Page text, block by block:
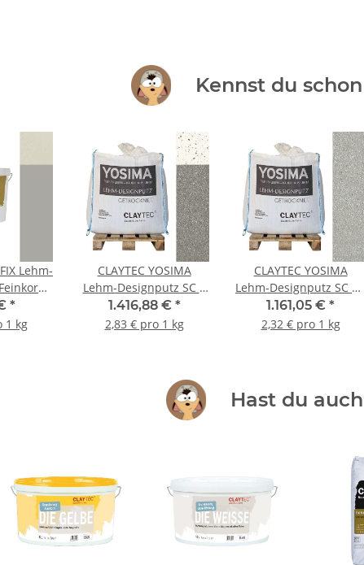
Kennst du
Lehm-
-
*
1 kg
CLAYTEC YOSIMA
Lehm-Designputz SC 1
RS - 500 kg BigBag
1.416,88 € *
2,83 € pro 1 kg
CLAYTEC YOSIMA
Lehm-Designputz SC 2 -
500 kg BigBag
1.161,05 € *
2,32 € pro 1 kg
Hast du